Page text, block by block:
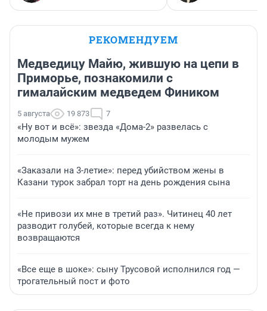
РЕКОМЕНДУЕМ
Медведицу Майю, жившую на цепи в
Приморье, познакомили с
гималайским медведем Фиником
5 августа 19 873 7
«Ну вот и всё»: звезда «Дома-2» развелась с
молодым мужем
«Заказали на 3-летие»: перед убийством жены в
Казани турок забрал торт на день рождения сына
«Не привози их мне в третий раз». Читинец 40 лет
разводит голубей, которые всегда к нему
возвращаются
«Все еще в шоке»: сыну Трусовой исполнился год —
трогательный пост и фото